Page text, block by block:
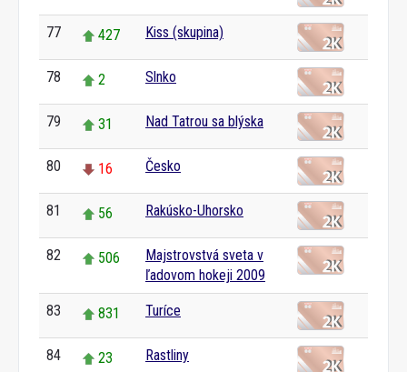
77 427 Kiss (skupina)
78 2 Slnko
79 31 Nad Tatrou sa blýska
80 16 Česko
81 56 Rakúsko-Uhorsko
82 506
Majstrovstvá sveta v
ľadovom hokeji 2009
83 831 Turíce
84 23 Rastliny